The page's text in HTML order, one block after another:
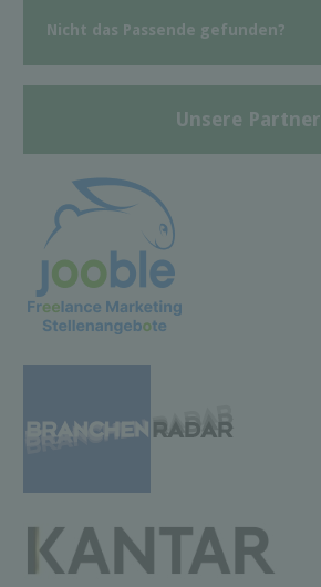
Nicht das Passende gefunden?
Unsere Partner